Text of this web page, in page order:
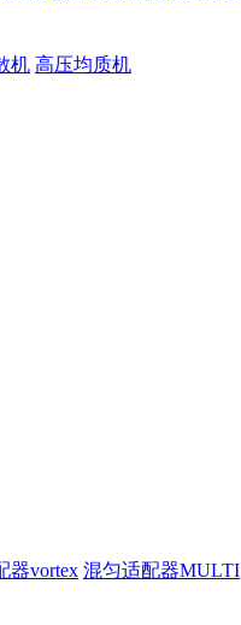
机 高压均质机
器vortex 混匀适配器MULTI